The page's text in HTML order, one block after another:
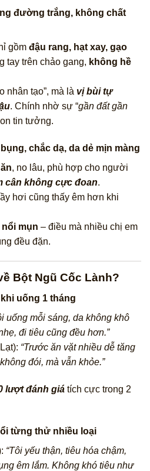
đường trắng, không chất
gồmđậu rang, hạt xay, gạo
tay trên chảo gang, không hề
nhân tạo”, mà là vị bùi tự
. Chính nhờ sự “gần đất gần
tin tưởng.
chắc dạ, da dẻ mịn màng
, no lâu, phù hợp cho người
cân không cực đoan.
hơi cũng thấy êm hơn khi
mụn – điều mà nhiều chị em
đều đặn.
Bột Ngũ Cốc Lành?
uống 1 tháng
uống mỗi sáng, da không khô
đi tiêu cũng đều hơn.”
“Trước ăn vặt nhiều dễ tăng
đói, mà vẫn khỏe.”
lượt đánh giá tích cực trong 2
từng thử nhiều loại
“Tôi yếu thận, tiêu hóa chậm,
êm lắm. Không khó tiêu như